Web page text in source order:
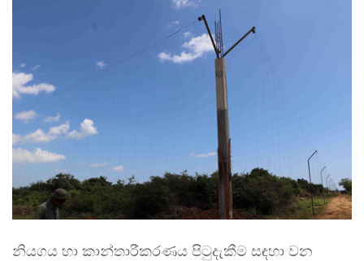
නියගය හා කාන්තාරීකරණය පිටුදැකීම සඳහා වන